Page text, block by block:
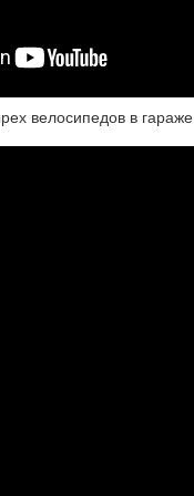
велосипедов в гараже